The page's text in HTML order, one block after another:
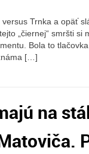
Trnka a opäť
„čiernej“ smršti si
Bola to
[…]
na